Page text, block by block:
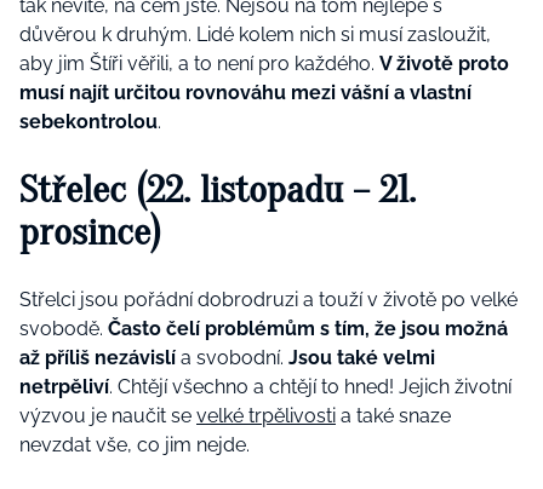
tak nevíte, na čem jste. Nejsou na tom nejlépe s
důvěrou k druhým. Lidé kolem nich si musí zasloužit,
aby jim Štíři věřili, a to není pro každého. V životě proto
musí najít určitou rovnováhu mezi vášní a vlastní
sebekontrolou​.
Střelec (22. listopadu – 21.
prosince)
Střelci jsou pořádní dobrodruzi a touží v životě po velké
svobodě. Často čelí problémům s tím, že jsou možná
až příliš nezávislí a svobodní. Jsou také velmi
netrpěliví. Chtějí všechno a chtějí to hned! Jejich životní
výzvou je naučit se velké trpělivosti a také snaze
nevzdat vše, co jim nejde​.